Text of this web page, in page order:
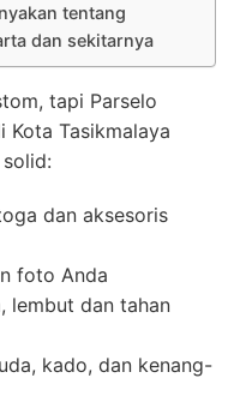
tentang
dan sekitarnya
tapi Parselo
Tasikmalaya
dan aksesoris
foto Anda
lembut dan tahan
kado, dan kenang-